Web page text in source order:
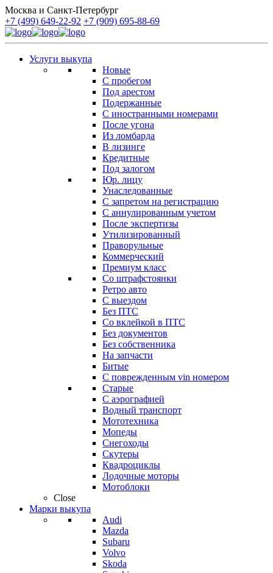
Москва и Санкт-Петербург
+7 (499) 649-22-92 +7 (909) 695-88-69
Услуги выкупа
Новые
С пробегом
Под арестом
Подержанные
С иностранными номерами
После угона
Из ломбарда
В лизинге
Кредитные
Под залогом
Юр. лицу
Унаследованные
С запретом на регистрацию
С аннулированным учетом
После экспертизы
Утилизированный
Праворульные
Коммерческий
Премиум класс
Со штрафстоянки
Ретро авто
С выездом
Без ПТС
Со вклейкой в ПТС
Без документов
Без собственника
На запчасти
Битые
С поврежденным vin номером
Старые
С аэрографией
Водный транспорт
Мототехника
Мопеды
Снегоходы
Скутеры
Квадроциклы
Лодочные моторы
Мотоблоки
Close
Марки выкупа
Audi
Mazda
Subaru
Volvo
Skoda